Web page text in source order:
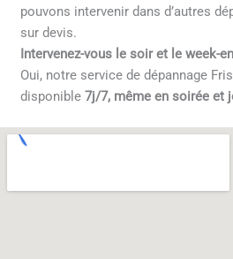
pouvons intervenir dans d’autres
sur devis.
Intervenez-vous le soir et le week-
Oui, notre service de dépannage
disponible7j/7, même en soirée et